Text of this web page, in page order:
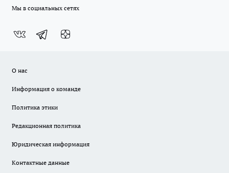
Мы в социальных сетях
О нас
Информация о команде
Политика этики
Редакционная политика
Юридическая информация
Контактные данные